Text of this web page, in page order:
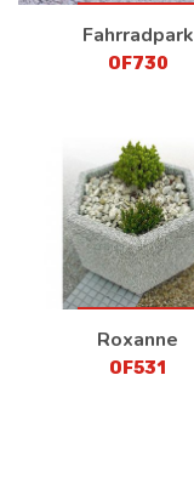
Fahrradpark
OF730
Roxanne
OF531